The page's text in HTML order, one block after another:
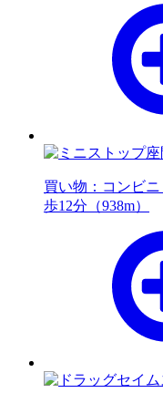
買い物：コンビニ
歩12分（938m）